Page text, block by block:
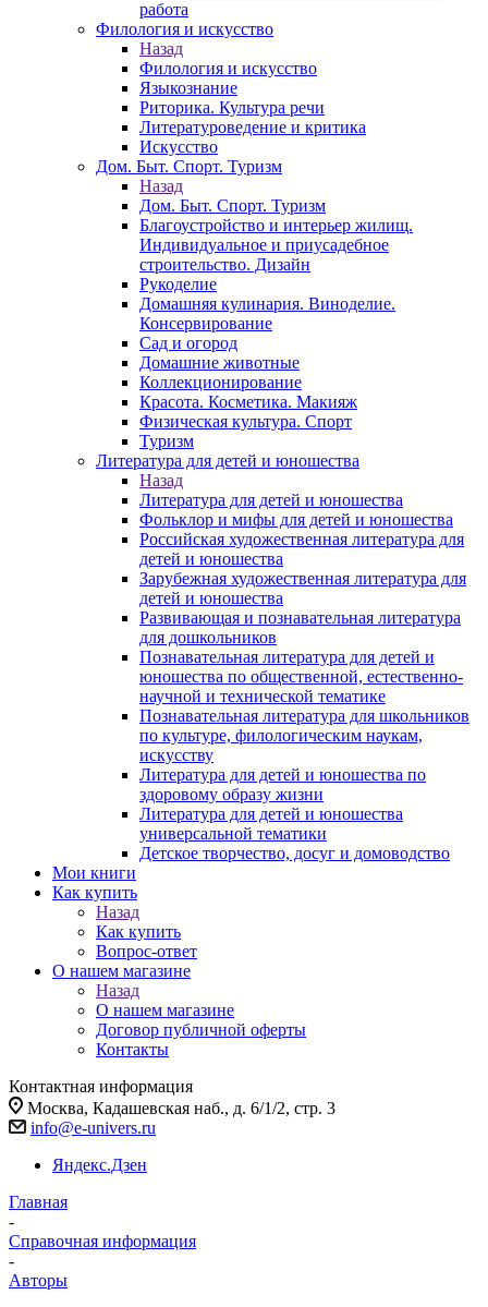
работа
Филология и искусство
Назад
Филология и искусство
Языкознание
Риторика. Культура речи
Литературоведение и критика
Искусство
Дом. Быт. Спорт. Туризм
Назад
Дом. Быт. Спорт. Туризм
Благоустройство и интерьер жилищ.
Индивидуальное и приусадебное
строительство. Дизайн
Рукоделие
Домашняя кулинария. Виноделие.
Консервирование
Сад и огород
Домашние животные
Коллекционирование
Красота. Косметика. Макияж
Физическая культура. Спорт
Туризм
Литература для детей и юношества
Назад
Литература для детей и юношества
Фольклор и мифы для детей и юношества
Российская художественная литература для
детей и юношества
Зарубежная художественная литература для
детей и юношества
Развивающая и познавательная литература
для дошкольников
Познавательная литература для детей и
юношества по общественной, естественно-
научной и технической тематике
Познавательная литература для школьников
по культуре, филологическим наукам,
искусству
Литература для детей и юношества по
здоровому образу жизни
Литература для детей и юношества
универсальной тематики
Детское творчество, досуг и домоводство
Мои книги
Как купить
Назад
Как купить
Вопрос-ответ
О нашем магазине
Назад
О нашем магазине
Договор публичной оферты
Контакты
Контактная информация
Москва, Кадашевская наб., д. 6/1/2, стр. 3
info@e-univers.ru
Яндекс.Дзен
Главная
-
Справочная информация
-
Авторы